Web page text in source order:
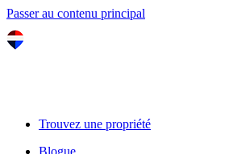
Passer au contenu principal
Trouvez une propriété
Blogue